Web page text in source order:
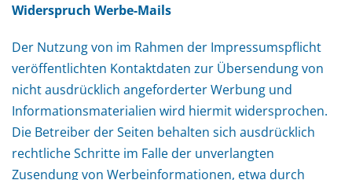
Widerspruch Werbe-Mails
Der Nutzung von im Rahmen der Impressumspflicht
veröffentlichten Kontaktdaten zur Übersendung von
nicht ausdrücklich angeforderter Werbung und
Informationsmaterialien wird hiermit widersprochen.
Die Betreiber der Seiten behalten sich ausdrücklich
rechtliche Schritte im Falle der unverlangten
Zusendung von Werbeinformationen, etwa durch